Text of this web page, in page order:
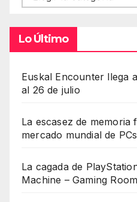
Lo Último
Euskal Encounter llega
al 26 de julio
La escasez de memoria
mercado mundial de PCs
La cagada de
Machine – Gaming